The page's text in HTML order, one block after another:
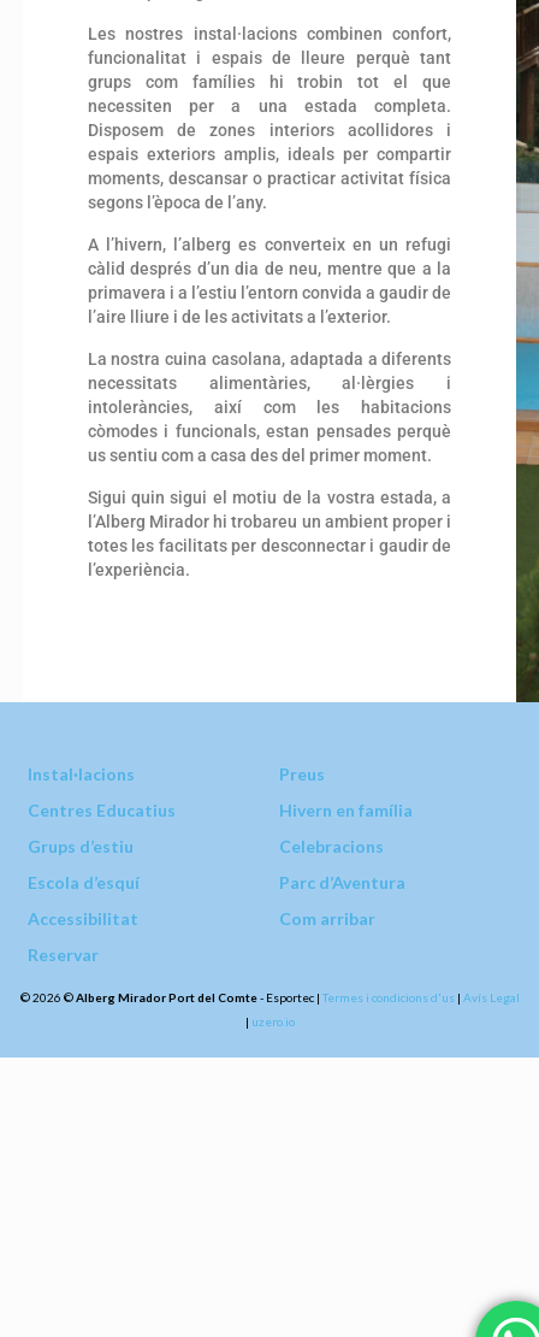
Les nostres instal·lacions combinen confort,
funcionalitat i espais de lleure perquè tant
grups com famílies hi trobin tot el que
necessiten per a una estada completa.
Disposem de zones interiors acollidores i
espais exteriors amplis, ideals per compartir
moments, descansar o practicar activitat física
segons l’època de l’any.
A l’hivern, l’alberg es converteix en un refugi
càlid després d’un dia de neu, mentre que a la
primavera i a l’estiu l’entorn convida a gaudir de
l’aire lliure i de les activitats a l’exterior.
La nostra cuina casolana, adaptada a diferents
necessitats alimentàries, al·lèrgies i
intoleràncies, així com les habitacions
còmodes i funcionals, estan pensades perquè
us sentiu com a casa des del primer moment.
Sigui quin sigui el motiu de la vostra estada, a
l’Alberg Mirador hi trobareu un ambient proper i
totes les facilitats per desconnectar i gaudir de
l’experiència.
Instal·lacions
Preus
Centres Educatius
Hivern en família
Grups d’estiu
Celebracions
Escola d’esquí
Parc d’Aventura
Accessibilitat
Com arribar
Reservar
© 2026 ©Alberg Mirador Port del Comte- Esportec | Termes i condicions d'us| Avís Legal
| uzero.io